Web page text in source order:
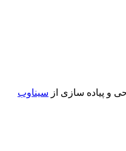
و پیاده سازی از سیناوب